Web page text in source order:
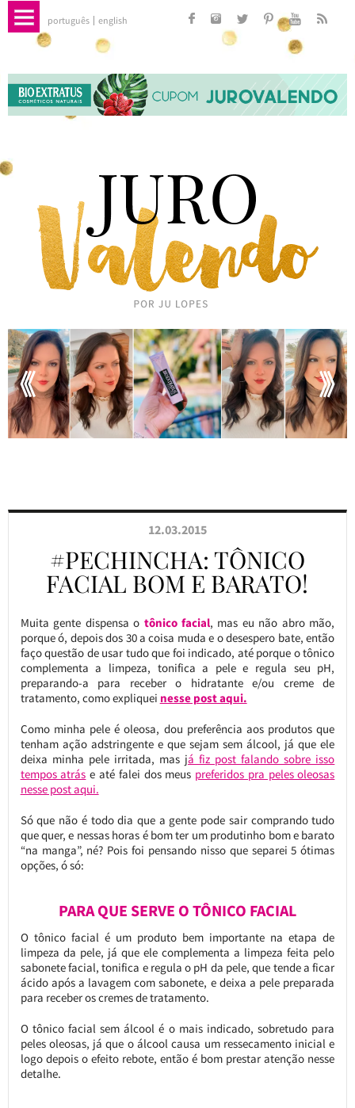
português english
12.03.2015
#PECHINCHA: TÔNICO
FACIAL BOM E BARATO!
Muita gente dispensa o tônico facial, mas eu não abro mão,
porque ó, depois dos 30 a coisa muda e o desespero bate, então
faço questão de usar tudo que foi indicado, até porque o tônico
complementa a limpeza, tonifica a pele e regula seu pH,
preparando-a para receber o hidratante e/ou creme de
tratamento, como expliquei nesse post aqui.
Como minha pele é oleosa, dou preferência aos produtos que
tenham ação adstringente e que sejam sem álcool, já que ele
deixa minha pele irritada, mas já fiz post falando sobre isso
tempos atrás e até falei dos meus preferidos pra peles oleosas
nesse post aqui.
Só que não é todo dia que a gente pode sair comprando tudo
que quer, e nessas horas é bom ter um produtinho bom e barato
“na manga”, né? Pois foi pensando nisso que separei 5 ótimas
opções, ó só:
PARA QUE SERVE O TÔNICO FACIAL
O tônico facial é um produto bem importante na etapa de
limpeza da pele, já que ele complementa a limpeza feita pelo
sabonete facial, tonifica e regula o pH da pele, que tende a ficar
ácido após a lavagem com sabonete, e deixa a pele preparada
para receber os cremes de tratamento.
O tônico facial sem álcool é o mais indicado, sobretudo para
peles oleosas, já que o álcool causa um ressecamento inicial e
logo depois o efeito rebote, então é bom prestar atenção nesse
detalhe.